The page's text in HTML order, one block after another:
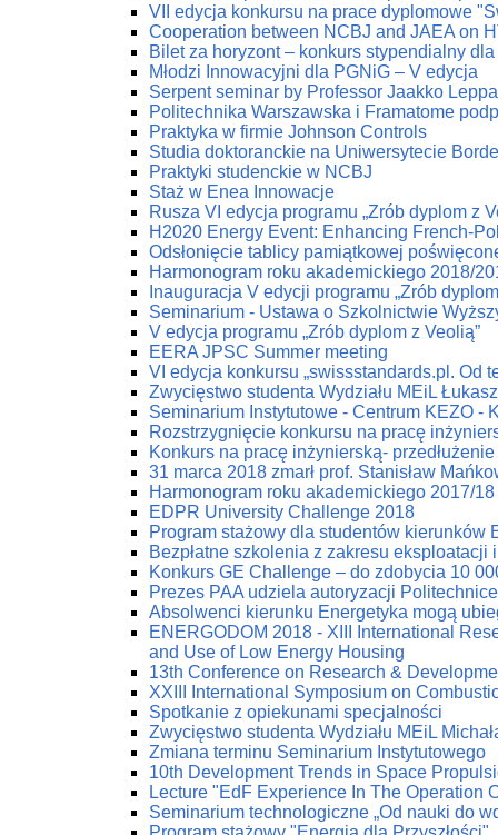
VII edycja konkursu na prace dyplomowe
Cooperation between NCBJ and JAEA on
Bilet za horyzont – konkurs stypendialny
Młodzi Innowacyjni dla PGNiG – V edycja
Serpent seminar by Professor Jaakko
Politechnika Warszawska i Framatome
Praktyka w firmie Johnson Controls
Studia doktoranckie na Uniwersytecie
Praktyki studenckie w NCBJ
Staż w Enea Innowacje
Rusza VI edycja programu „Zrób dyplom z
H2020 Energy Event: Enhancing French-
Odsłonięcie tablicy pamiątkowej
Harmonogram roku akademickiego 2018/
Inauguracja V edycji programu „Zrób
Seminarium - Ustawa o Szkolnictwie
V edycja programu „Zrób dyplom z Veolią”
EERA JPSC Summer meeting
VI edycja konkursu „swissstandards.pl. Od
Zwycięstwo studenta Wydziału MEiL
Seminarium Instytutowe - Centrum KEZO -
Rozstrzygnięcie konkursu na pracę
Konkurs na pracę inżynierską-
31 marca 2018 zmarł prof. Stanisław
Harmonogram roku akademickiego 2017/18
EDPR University Challenge 2018
Program stażowy dla studentów kierunków
Bezpłatne szkolenia z zakresu
Konkurs GE Challenge – do zdobycia 10
Prezes PAA udziela autoryzacji
Absolwenci kierunku Energetyka mogą
ENERGODOM 2018 - XIII International
and Use of Low Energy Housing
13th Conference on Research &
XXIII International Symposium on
Spotkanie z opiekunami specjalności
Zwycięstwo studenta Wydziału MEiL
Zmiana terminu Seminarium Instytutowego
10th Development Trends in Space
Lecture "EdF Experience In The Operation
Seminarium technologiczne „Od nauki do